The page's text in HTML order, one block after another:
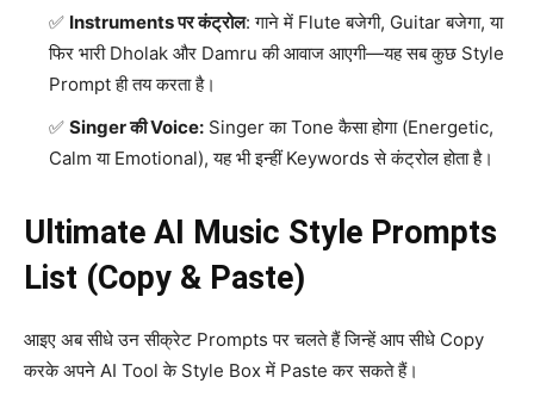
Instruments पर कंट्रोल: गाने में Flute बजेगी, Guitar बजेगा, या
फिर भारी Dholak और Damru की आवाज आएगी—यह सब कुछ Style
Prompt ही तय करता है।
Singer की Voice: Singer का Tone कैसा होगा (Energetic,
Calm या Emotional), यह भी इन्हीं Keywords से कंट्रोल होता है।
Ultimate AI Music Style Prompts
List (Copy & Paste)
आइए अब सीधे उन सीक्रेट Prompts पर चलते हैं जिन्हें आप सीधे Copy
करके अपने AI Tool के Style Box में Paste कर सकते हैं।